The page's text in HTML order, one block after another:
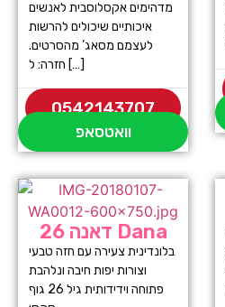
מדהימים אקסלוסבית לאנשים
איכותיים שיכולים להרשות
לעצמם מסאג’ מהסרטים.
חזרה: ל […]
0542143707
וואטסאפ
דאנה 26 Dana
בלונדינית צעירה עם חזה טבעי
וצורות יפות חיבה ונלהבת
פתוחה וידידותית גיל 26 גוף